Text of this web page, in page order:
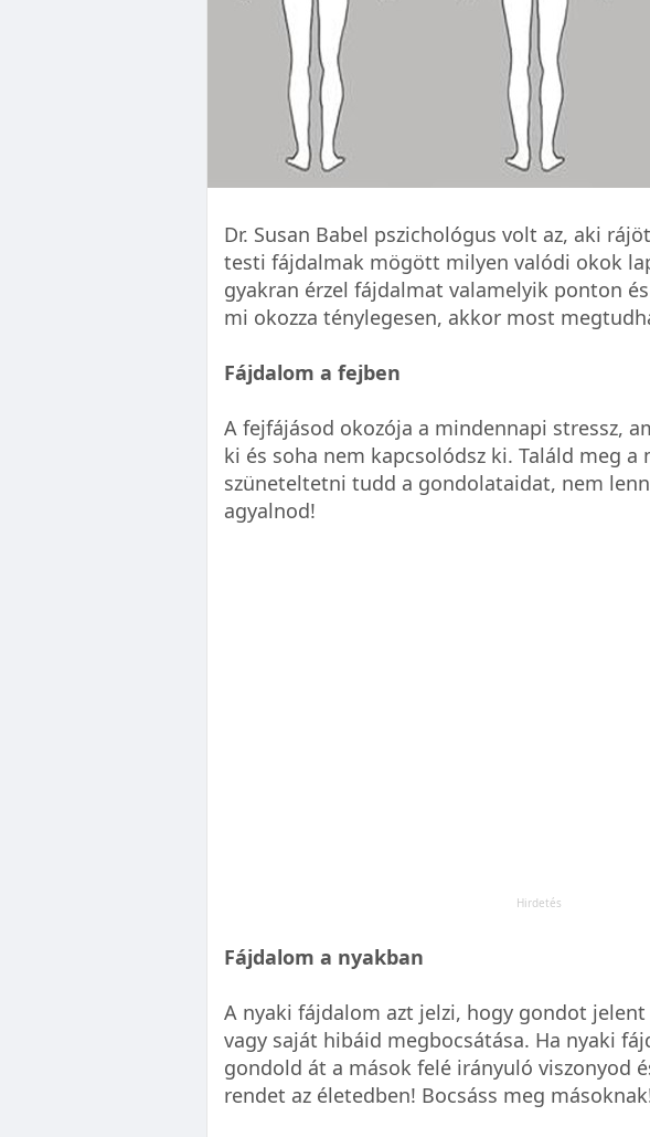
Dr. Susan Babel pszichológus volt az, aki
testi fájdalmak mögött milyen valódi okok
gyakran érzel fájdalmat valamelyik ponton
mi okozza ténylegesen, akkor most
Fájdalom a fejben
A fejfájásod okozója a mindennapi stressz,
ki és soha nem kapcsolódsz ki. Találd meg
szüneteltetni tudd a gondolataidat, nem
agyalnod!
Fájdalom a nyakban
A nyaki fájdalom azt jelzi, hogy gondot
vagy saját hibáid megbocsátása. Ha nyaki
gondold át a mások felé irányuló viszonyod
rendet az életedben! Bocsáss meg